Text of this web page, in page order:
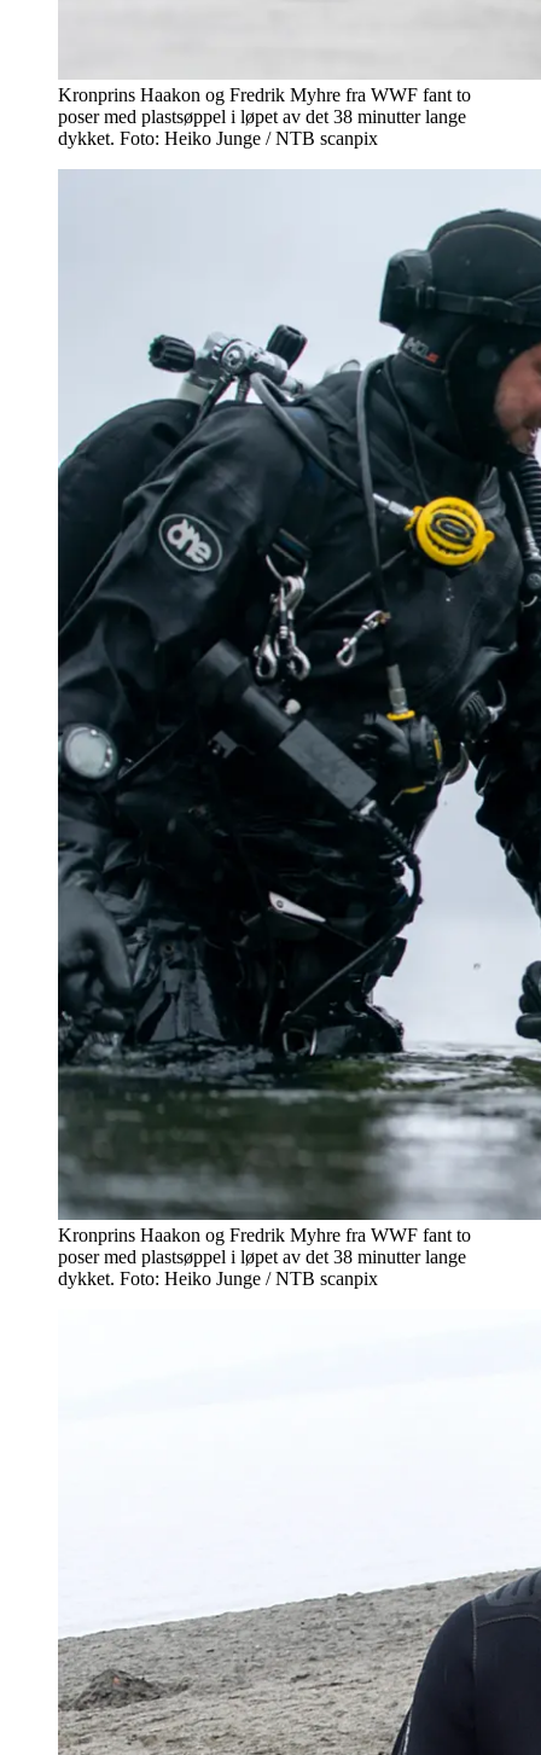
Kronprins Haakon og Fredrik Myhre fra WWF fant to
poser med plastsøppel i løpet av det 38 minutter lange
dykket. Foto: Heiko Junge / NTB scanpix
Kronprins Haakon og Fredrik Myhre fra WWF fant to
poser med plastsøppel i løpet av det 38 minutter lange
dykket. Foto: Heiko Junge / NTB scanpix